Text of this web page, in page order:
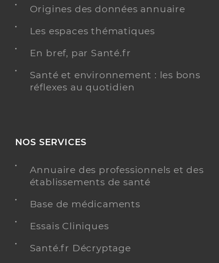
Origines des données annuaire
Les espaces thématiques
En bref, par Santé.fr
Santé et environnement : les bons
réflexes au quotidien
NOS SERVICES
Annuaire des professionnels et des
établissements de santé
Base de médicaments
Essais Cliniques
Santé.fr Décryptage